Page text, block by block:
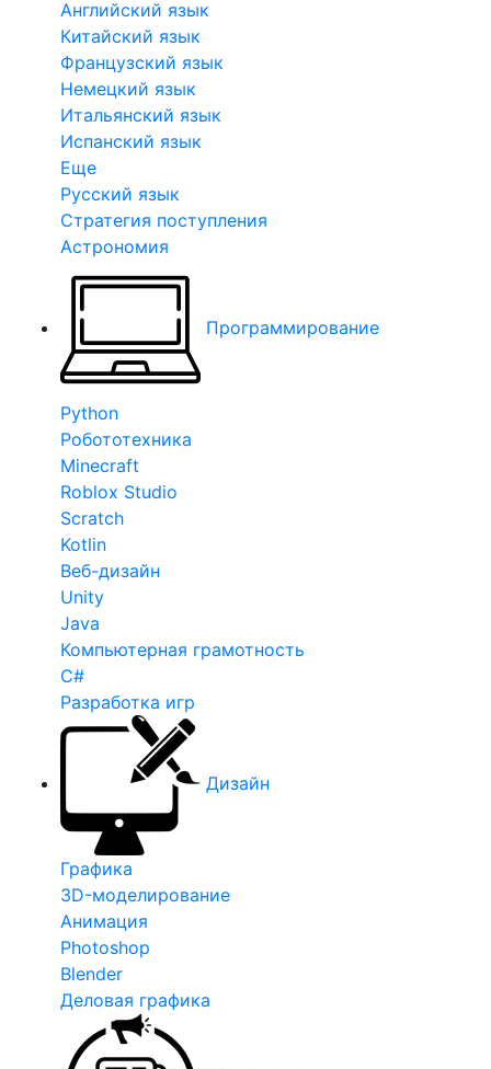
Английский язык
Китайский язык
Французский язык
Немецкий язык
Итальянский язык
Испанский язык
Еще
Русский язык
Стратегия поступления
Астрономия
Программирование
Python
Робототехника
Minecraft
Roblox Studio
Scratch
Kotlin
Веб-дизайн
Unity
Java
Компьютерная грамотность
C#
Разработка игр
Дизайн
Графика
3D-моделирование
Анимация
Photoshop
Blender
Деловая графика